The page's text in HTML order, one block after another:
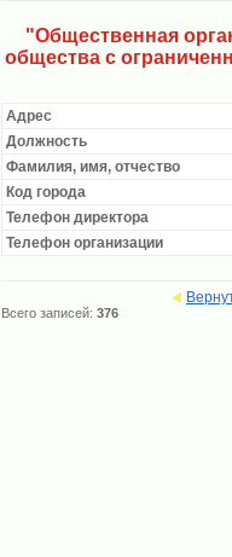
"Общественная
общества с
Адрес
Должность
Фамилия, имя, отчество
Код города
Телефон директора
Телефон организации
Всего записей: 376